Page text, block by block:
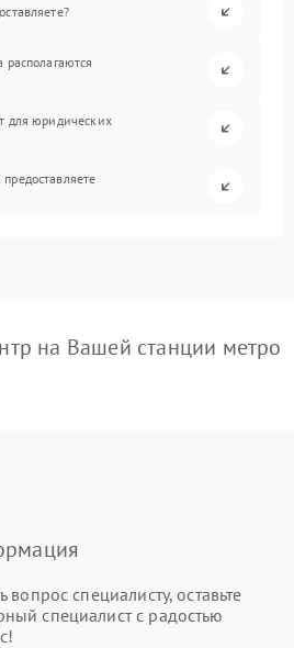
для юридических
на Вашей станции метро
вопрос специалисту, оставьте
специалист с радостью